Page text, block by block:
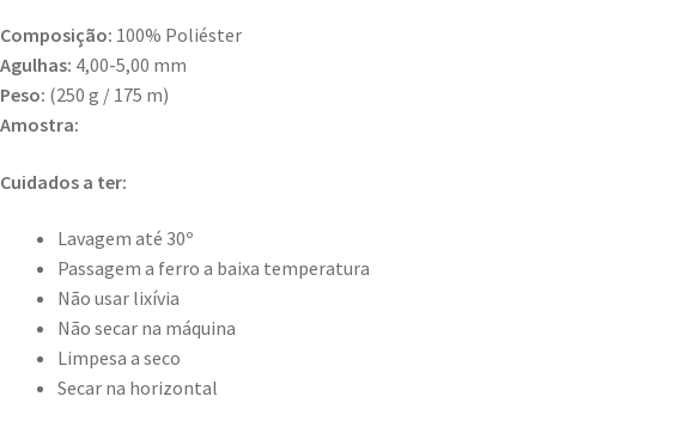
Composição: 100% Poliéster
Agulhas: 4,00-5,00 mm
Peso: (250 g / 175 m)
Amostra:
Cuidados a ter:
Lavagem até 30º
Passagem a ferro a baixa temperatura
Não usar lixívia
Não secar na máquina
Limpesa a seco
Secar na horizontal